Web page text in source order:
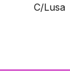
C/Lusa